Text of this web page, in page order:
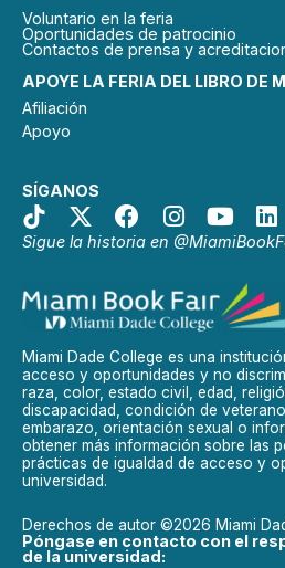
APOYE LA FERIA DEL LIBRO DE
Afiliación
Apoyo
SÍGANOS
Sigue la historia en
Voluntario en la feria
Oportunidades de patrocinio
Contactos de prensa y
Miami Dade College es una
acceso y oportunidades y no
raza, color, estado civil, edad,
discapacidad, condición de
embarazo, orientación sexual o
obtener más información sobre las
prácticas de igualdad de acceso y
universidad.
Derechos de autor ©2026 Miami
Póngase en contacto con el
de la universidad: